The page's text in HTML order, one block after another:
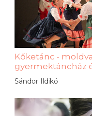
Kőketánc -
gyermektáncház
Sándor Ildikó